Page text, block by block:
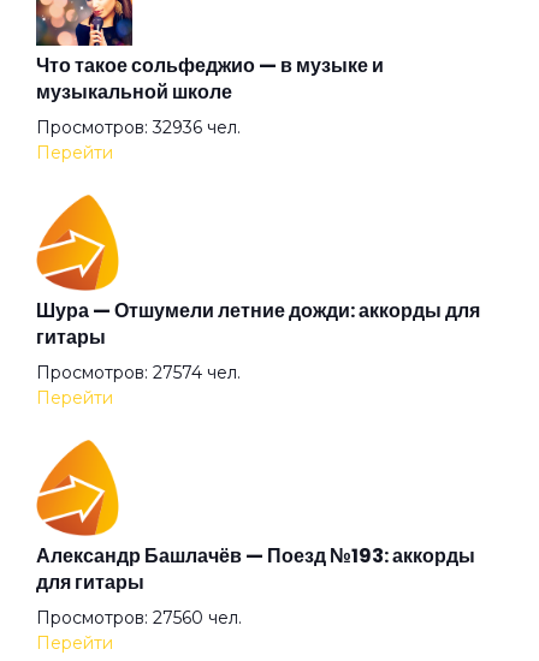
Зелёная дорожка
Знаешь
Золотые берега
Из окна автомобиля
Когда приходит рассвет
Колечко
Колобок
Кому зима
Что такое сольфеджио — в музыке и
музыкальной школе
Просмотров: 32936 чел.
Перейти
Шура — Отшумели летние дожди: аккорды для
гитары
Просмотров: 27574 чел.
Перейти
Александр Башлачёв — Поезд №193: аккорды
для гитары
Просмотров: 27560 чел.
Перейти